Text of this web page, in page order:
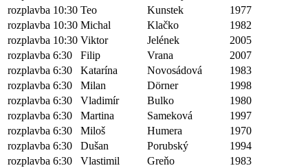
rozplavba 10:30 Teo Kunstek
1977
rozplavba 10:30 Michal Klačko
1982
rozplavba 10:30 Viktor Jelének
2005
rozplavba 6:30
Filip Vrana
2007
rozplavba 6:30
Katarína Novosádová
1983
rozplavba 6:30
Milan Dörner
1998
rozplavba 6:30
Vladimír Bulko
1980
rozplavba 6:30
Martina Sameková
1997
rozplavba 6:30
Miloš Humera
1970
rozplavba 6:30
Dušan Porubský
1994
rozplavba 6:30
Vlastimil Greňo
1983